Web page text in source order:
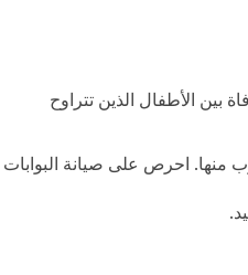
بين الأطفال الذين تتراوح
منها. احرص على صيانة البوابات